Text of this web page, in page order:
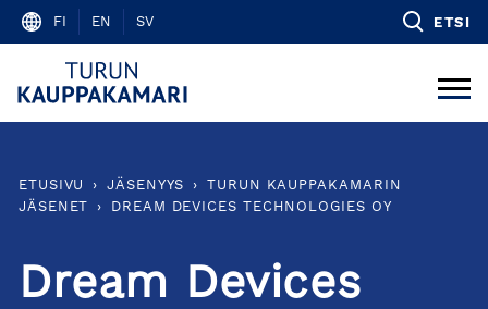
Skip
content
FI EN SV ETSI
ETUSIVU › JÄSENYYS ›
TURUN KAUPPAKAMARIN
JÄSENET
› DREAM DEVICES TECHNOLOGIES OY
Dream Devices